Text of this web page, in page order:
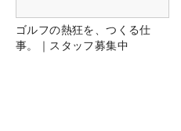
ゴルフの熱狂を、つくる仕
事。｜スタッフ募集中